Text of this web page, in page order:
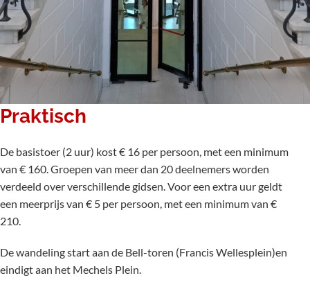
Praktisch
De basistoer (2 uur) kost € 16 per persoon, met een minimum
van € 160. Groepen van meer dan 20 deelnemers worden
verdeeld over verschillende gidsen. Voor een extra uur geldt
een meerprijs van € 5 per persoon, met een minimum van €
210.
De wandeling start aan de Bell-toren (Francis Wellesplein)en
eindigt aan het Mechels Plein.